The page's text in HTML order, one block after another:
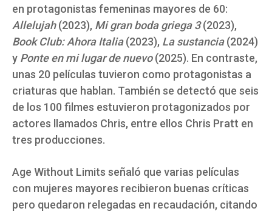
en protagonistas femeninas mayores de 60:
Allelujah(2023), Mi gran boda griega 3(2023),
Book Club: Ahora Italia(2023), La sustancia(2024)
y Ponte en mi lugar de nuevo(2025). En contraste,
unas 20 películas tuvieron como protagonistas a
criaturas que hablan. También se detectó que seis
de los 100 filmes estuvieron protagonizados por
actores llamados Chris, entre ellos Chris Pratt en
tres producciones.
Age Without Limits señaló que varias películas
con mujeres mayores recibieron buenas críticas
pero quedaron relegadas en recaudación, citando